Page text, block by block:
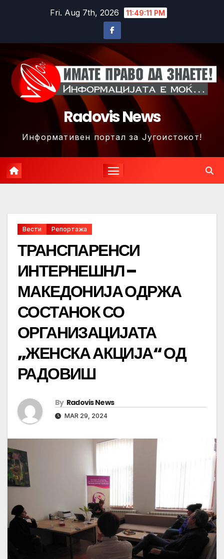
Fri. Aug 7th, 2026 11:49:14 PM
Radovis News
Информативен портал за Југоистокот!
Вести Репортажа
ТРАНСПАРЕНСИ
ИНТЕРНЕШНЛ –
МАКЕДОНИЈА ОДРЖА
СОСТАНОК СО
ОРГАНИЗАЦИЈАТА
„ЖЕНСКА АКЦИЈА“ ОД
РАДОВИШ
By Radovis News
MAR 29, 2024